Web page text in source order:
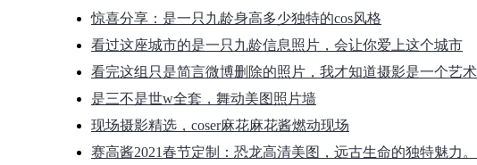
惊喜分享：是一只九龄身高多少独特的cos风格
看过这座城市的是一只九龄信息照片，会让你爱上这个城市
看完这组只是简言微博删除的照片，我才知道摄影是一个艺术
是三不是世w全套，舞动美图照片墙
现场摄影精选，coser麻花麻花酱燃动现场
赛高酱2021春节定制：恐龙高清美图，远古生命的独特魅力。